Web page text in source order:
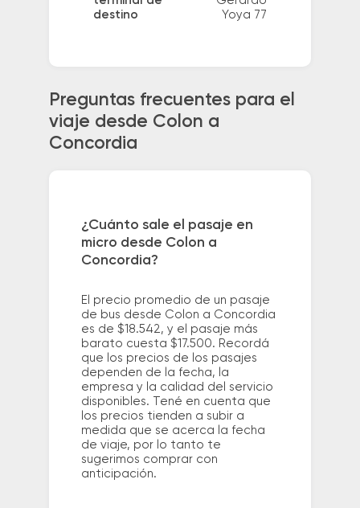
destino
Yoya 77
Preguntas frecuentes para el
viaje desde Colon a
Concordia
¿Cuánto sale el pasaje en
micro desde Colon a
Concordia?
El precio promedio de un pasaje
de bus desde Colon a Concordia
es de $18.542, y el pasaje más
barato cuesta $17.500. Recordá
que los precios de los pasajes
dependen de la fecha, la
empresa y la calidad del servicio
disponibles. Tené en cuenta que
los precios tienden a subir a
medida que se acerca la fecha
de viaje, por lo tanto te
sugerimos comprar con
anticipación.